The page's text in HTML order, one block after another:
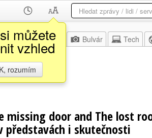
můžete
vzhled
rozumím
Z domova Bulvár Tech
Yu
missing door and The lost
představách i skutečnosti